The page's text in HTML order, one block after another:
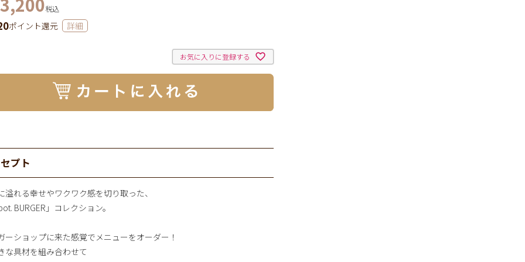
税込
ポイント還元 詳細
お気に入りに登録する
プト
溢れる幸せやワクワク感を切り取った、
BURGER」コレクション。
ーショップに来た感覚でメニューをオーダー！
な具材を組み合わせて